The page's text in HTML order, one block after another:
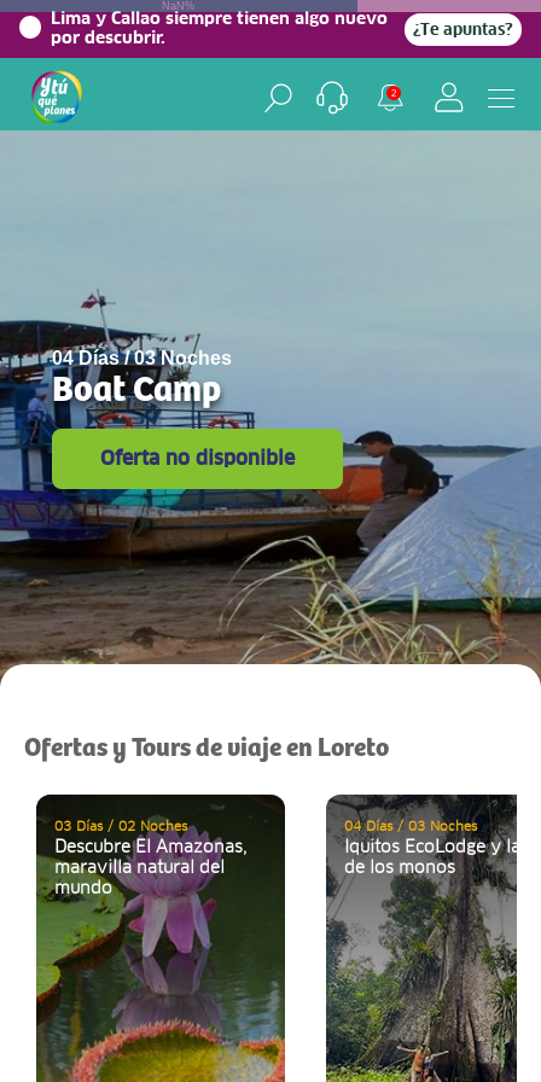
Lima y Callao siempre tienen algo nuevo
por descubrir.
¿Te apuntas?
2
NaN%
04 Días / 03 Noches
Boat Camp
Oferta no disponible
Ofertas y Tours de viaje en Loreto
03 Días / 02 Noches
Descubre El Amazonas,
maravilla natural del
mundo
04 Días / 03 Noches
Iquitos EcoLodge y la
de los monos